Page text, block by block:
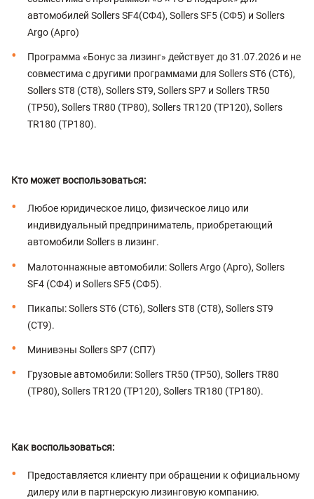
автомобилей Sollers SF4(СФ4), Sollers SF5 (СФ5) и Sollers
Argo (Арго)
Программа «Бонус за лизинг» действует до 31.07.2026 и не
совместима с другими программами для Sollers ST6 (СТ6),
Sollers ST8 (СТ8), Sollers ST9, Sollers SP7 и Sollers TR50
(ТР50), Sollers TR80 (ТР80), Sollers TR120 (ТР120), Sollers
TR180 (ТР180).
Кто может воспользоваться:
Любое юридическое лицо, физическое лицо или
индивидуальный предприниматель, приобретающий
автомобили Sollers в лизинг.
Малотоннажные автомобили: Sollers Argo (Арго), Sollers
SF4 (СФ4) и Sollers SF5 (СФ5).
Пикапы: Sollers ST6 (СТ6), Sollers ST8 (СТ8), Sollers ST9
(СТ9).
Минивэны Sollers SP7 (СП7)
Грузовые автомобили: Sollers TR50 (ТР50), Sollers TR80
(ТР80), Sollers TR120 (ТР120), Sollers TR180 (ТР180).
Как воспользоваться:
Предоставляется клиенту при обращении к официальному
дилеру или в партнерскую лизинговую компанию.